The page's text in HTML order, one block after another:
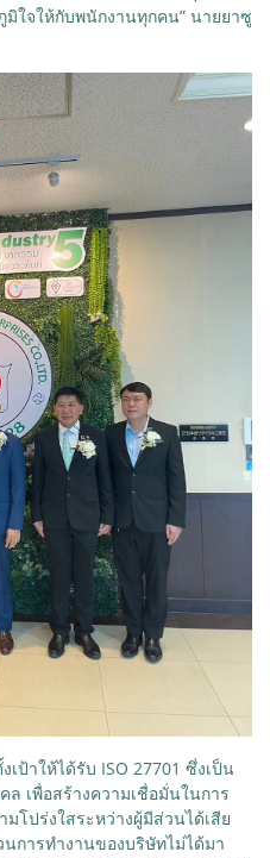
ใจให้กับพนักงานทุกคน” นายยาซู
ป้าให้ได้รับ ISO 27701 ซึ่งเป็น
เพื่อสร้างความเชื่อมั่นในการ
โปร่งใสระหว่างผู้มีส่วนได้เสีย
นการทำงานของบริษัทไม่ได้มา